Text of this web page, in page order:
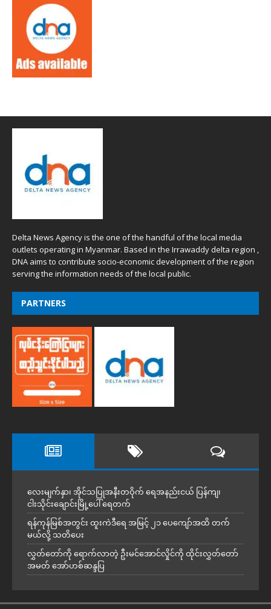
Delta News Agency is the one of the handful of the local media
outlets operating in Myanmar. Based in the Irrawaddy delta region ,
DNA aims to contribute socio-economic development of the region
serving the information needs of the local public.
PARTNERS
လေးမျက်နှာ၊ အိုင်သပြုအနီးတဝိုက် ရေအနည်းငယ် ပြန်ကျ၊
ငါးသိုင်းချောင်းမြို့ပေါ် ရေတက်
ရန်ကုန်မြစ်အတွင်း ထူးကဲဒီရေ အ​မြင့် ၂၁ ပေကျော်အထိ တက်
မယ်လို့ သတိပေး
လွှတ်တော်ကို ရောက်လာတဲ့ ဦးမင်အောင်လှိုင်ကို ထိုင်းလွှတ်တော်
အမတ် အော်ဟစ်ဆန္ဒပြ